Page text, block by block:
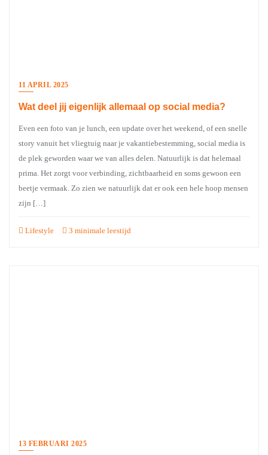
11 APRIL 2025
Wat deel jij eigenlijk allemaal op social media?
Even een foto van je lunch, een update over het weekend, of een snelle
story vanuit het vliegtuig naar je vakantiebestemming, social media is
de plek geworden waar we van alles delen. Natuurlijk is dat helemaal
prima. Het zorgt voor verbinding, zichtbaarheid en soms gewoon een
beetje vermaak. Zo zien we natuurlijk dat er ook een hele hoop mensen
zijn […]
Lifestyle 3 minimale leestijd
13 FEBRUARI 2025